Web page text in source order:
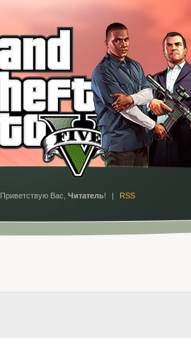
Приветствую Вас ,Читатель! | RSS